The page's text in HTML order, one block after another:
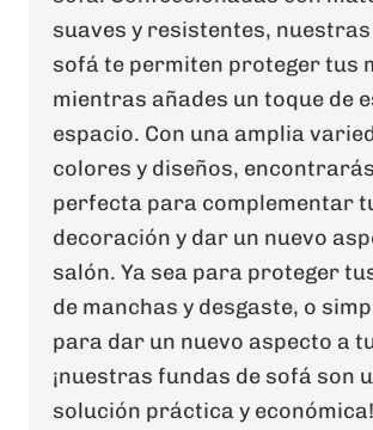
suaves y resistentes,
sofá te permiten proteger tus
mientras añades un toque de
espacio. Con una amplia
colores y diseños,
perfecta para complementar
decoración y dar un nuevo
salón. Ya sea para proteger
de manchas y desgaste, o
para dar un nuevo aspecto a
¡nuestras fundas de sofá son
solución práctica y